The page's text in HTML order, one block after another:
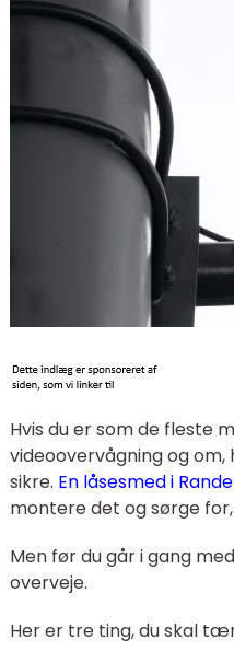
Hvis du er som de fleste
videoovervågning og
sikre. En låsesmed i
montere det og sørge
Men før du går i gang
overveje.
Her er tre ting, du skal